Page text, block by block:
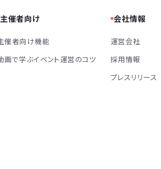
主催者向け
催者向け機能
画で学ぶイベント運営のコツ
会社情報
運営会社
採用情報
プレスリリース